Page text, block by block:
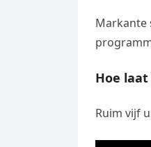
Markante
Hoe
Ruim vijf